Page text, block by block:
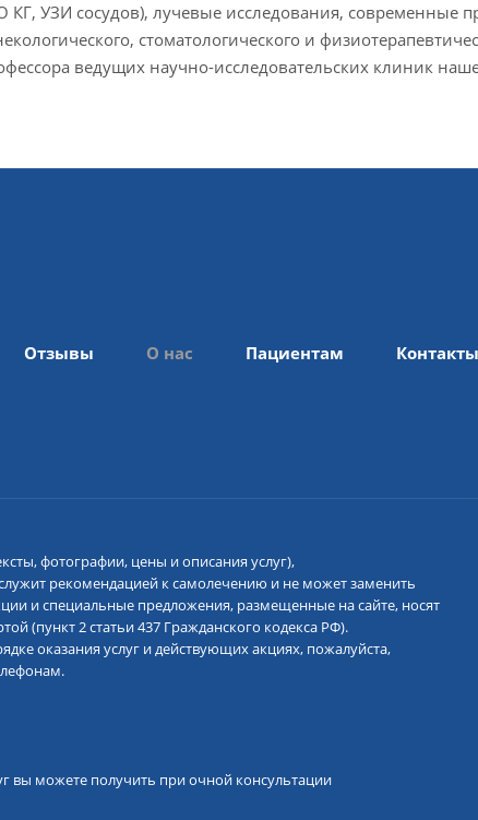
КГ, УЗИ сосудов), лучевые исследования, современные
стоматологического и
ведущих научно-исследовательских клиник
Отзывы О нас Пациентам Контакты
фотографии, цены и описания услуг),
рекомендацией к самолечению и не может заменить
и специальные предложения, размещенные на сайте, носят
(пункт 2 статьи 437 Гражданского кодекса РФ).
оказания услуг и действующих акциях, пожалуйста,
вы можете получить при очной консультации